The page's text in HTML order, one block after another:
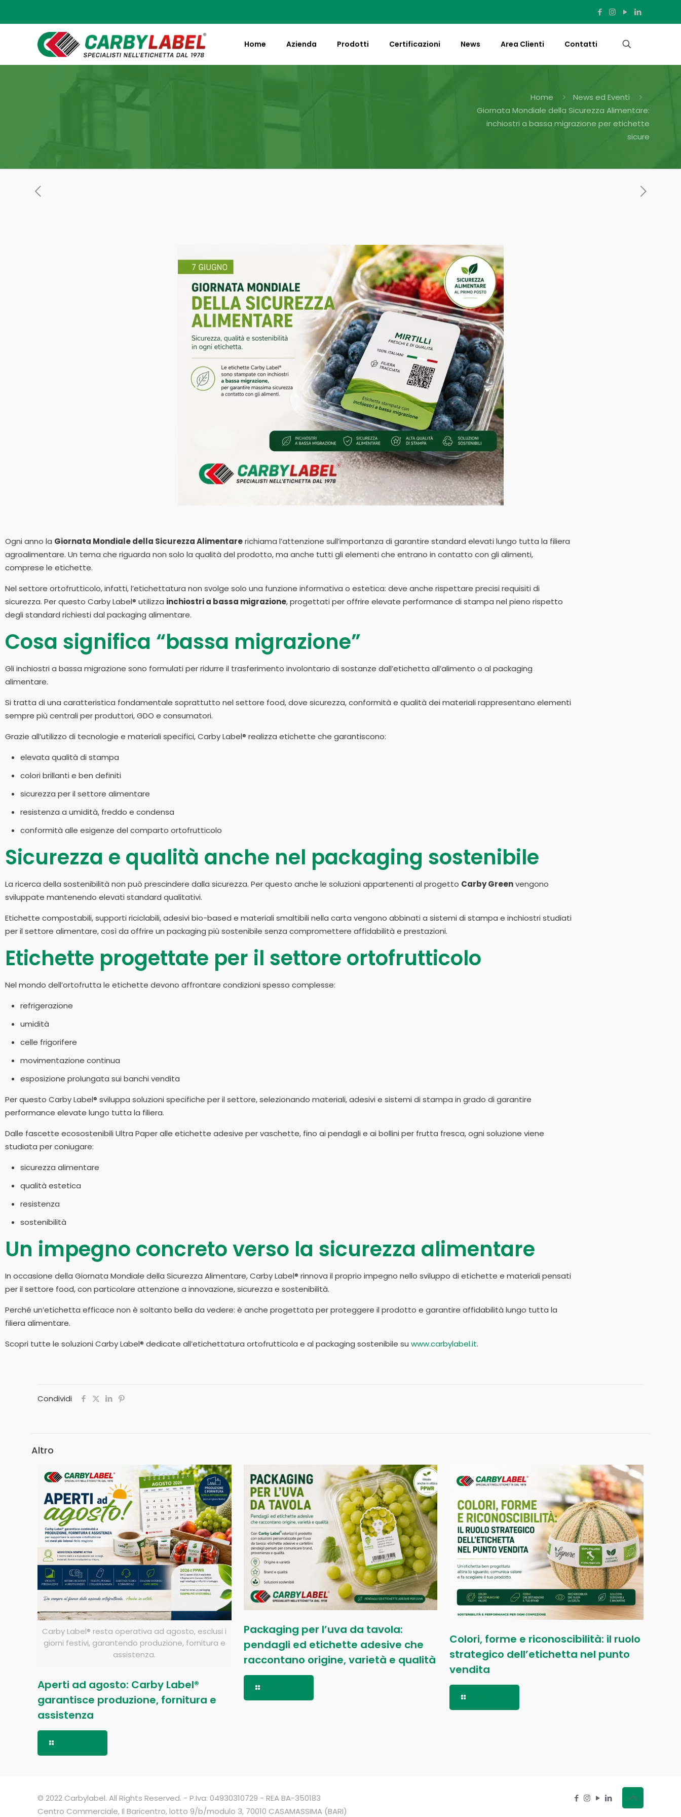
Home Azienda Prodotti Certificazioni News Area Clienti Contatti
Home
News ed Eventi
Giornata Mondiale della Sicurezza Alimentare:
inchiostri a bassa migrazione per etichette
sicure
Ogni anno la Giornata Mondiale della Sicurezza Alimentarerichiama l’attenzione sull’importanza di garantire standard elevati lungo tutta la filiera
agroalimentare. Un tema che riguarda non solo la qualità del prodotto, ma anche tutti gli elementi che entrano in contatto con gli alimenti,
comprese le etichette.
Nel settore ortofrutticolo, infatti, l’etichettatura non svolge solo una funzione informativa o estetica: deve anche rispettare precisi requisiti di
sicurezza. Per questo Carby Label® utilizza inchiostri a bassa migrazione, progettati per offrire elevate performance di stampa nel pieno rispetto
degli standard richiesti dal packaging alimentare.
Cosa significa “bassa migrazione”
Gli inchiostri a bassa migrazione sono formulati per ridurre il trasferimento involontario di sostanze dall’etichetta all’alimento o al packaging
alimentare.
Si tratta di una caratteristica fondamentale soprattutto nel settore food, dove sicurezza, conformità e qualità dei materiali rappresentano elementi
sempre più centrali per produttori, GDO e consumatori.
Grazie all’utilizzo di tecnologie e materiali specifici, Carby Label® realizza etichette che garantiscono:
elevata qualità di stampa
colori brillanti e ben definiti
sicurezza per il settore alimentare
resistenza a umidità, freddo e condensa
conformità alle esigenze del comparto ortofrutticolo
Sicurezza e qualità anche nel packaging sostenibile
La ricerca della sostenibilità non può prescindere dalla sicurezza. Per questo anche le soluzioni appartenenti al progetto Carby Greenvengono
sviluppate mantenendo elevati standard qualitativi.
Etichette compostabili, supporti riciclabili, adesivi bio-based e materiali smaltibili nella carta vengono abbinati a sistemi di stampa e inchiostri studiati
per il settore alimentare, così da offrire un packaging più sostenibile senza compromettere affidabilità e prestazioni.
Etichette progettate per il settore ortofrutticolo
Nel mondo dell’ortofrutta le etichette devono affrontare condizioni spesso complesse:
refrigerazione
umidità
celle frigorifere
movimentazione continua
esposizione prolungata sui banchi vendita
Per questo Carby Label® sviluppa soluzioni specifiche per il settore, selezionando materiali, adesivi e sistemi di stampa in grado di garantire
performance elevate lungo tutta la filiera.
Dalle fascette ecosostenibili Ultra Paper alle etichette adesive per vaschette, fino ai pendagli e ai bollini per frutta fresca, ogni soluzione viene
studiata per coniugare:
sicurezza alimentare
qualità estetica
resistenza
sostenibilità
Un impegno concreto verso la sicurezza alimentare
In occasione della Giornata Mondiale della Sicurezza Alimentare, Carby Label® rinnova il proprio impegno nello sviluppo di etichette e materiali pensati
per il settore food, con particolare attenzione a innovazione, sicurezza e sostenibilità.
Perché un’etichetta efficace non è soltanto bella da vedere: è anche progettata per proteggere il prodotto e garantire affidabilità lungo tutta la
filiera alimentare.
Scopri tutte le soluzioni Carby Label® dedicate all’etichettatura ortofrutticola e al packaging sostenibile su www.carbylabel.it.
Condividi
Altro
Carby Label® resta operativa ad agosto, esclusi i
giorni festivi, garantendo produzione, fornitura e
assistenza.
Aperti ad agosto: Carby Label®
garantisce produzione, fornitura e
assistenza
Packaging per l’uva da tavola:
pendagli ed etichette adesive che
raccontano origine, varietà e qualità
Colori, forme e riconoscibilità: il ruolo
strategico dell’etichetta nel punto
vendita
© 2022 Carbylabel. All Rights Reserved. - P.Iva: 04930310729 - REA BA-350183
Centro Commerciale, Il Baricentro, lotto 9/b/modulo 3, 70010 CASAMASSIMA (BARI)